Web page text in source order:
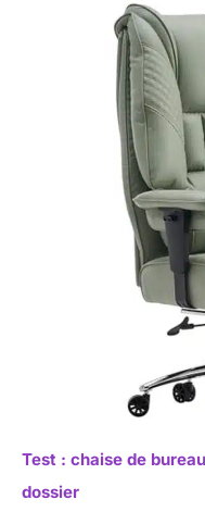
Test : chaise de
dossier